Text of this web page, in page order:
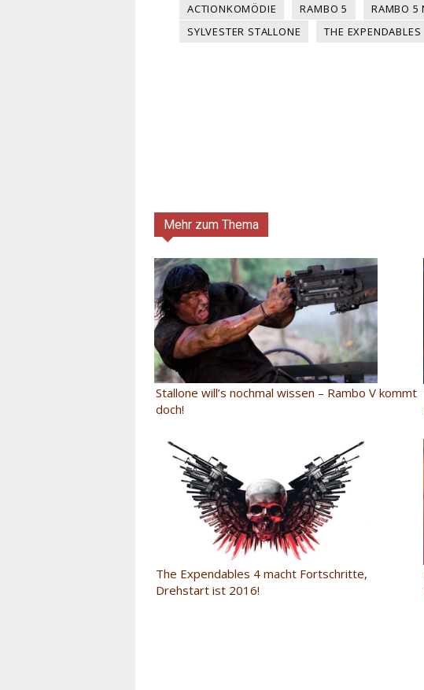
ACTIONKOMÖDIE RAMBO 5 RAMBO 5
SYLVESTER STALLONE
THE EXPENDABLES
Mehr zum Thema
Stallone will’s nochmal wissen – Rambo V kommt
doch!
The Expendables 4 macht Fortschritte,
Drehstart ist 2016!